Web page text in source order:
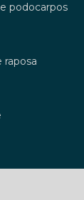
podocarpos
raposa